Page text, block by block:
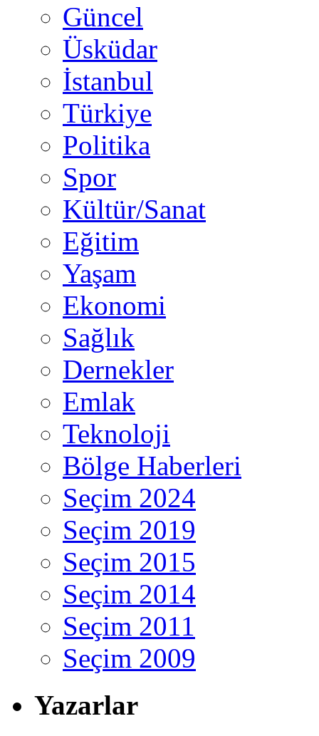
Güncel
Üsküdar
İstanbul
Türkiye
Politika
Spor
Kültür/Sanat
Eğitim
Yaşam
Ekonomi
Sağlık
Dernekler
Emlak
Teknoloji
Bölge Haberleri
Seçim 2024
Seçim 2019
Seçim 2015
Seçim 2014
Seçim 2011
Seçim 2009
Yazarlar